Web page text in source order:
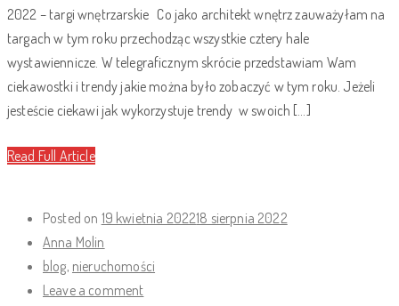
2022 – targi wnętrzarskie Co jako architekt wnętrz zauważyłam na
targach w tym roku przechodząc wszystkie cztery hale
wystawiennicze. W telegraficznym skrócie przedstawiam Wam
ciekawostki i trendy jakie można było zobaczyć w tym roku. Jeżeli
jesteście ciekawi jak wykorzystuje trendy w swoich […]
Read Full Article
Posted on 19 kwietnia 202218 sierpnia 2022
Anna Molin
blog, nieruchomości
Leave a comment